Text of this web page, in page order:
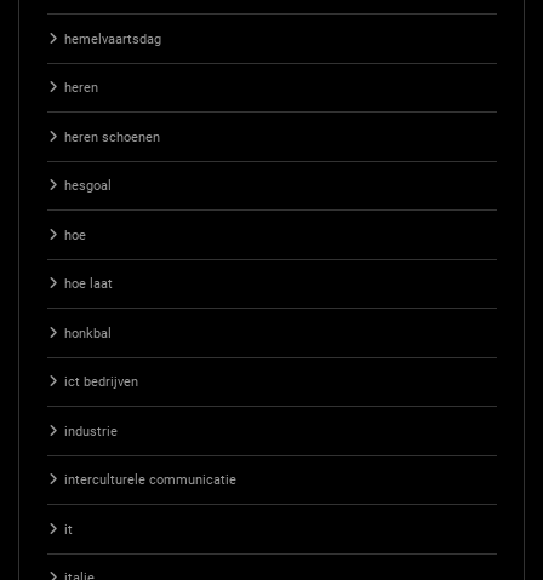
hemelvaartsdag
heren
heren schoenen
hesgoal
hoe
hoe laat
honkbal
ict bedrijven
industrie
interculturele communicatie
it